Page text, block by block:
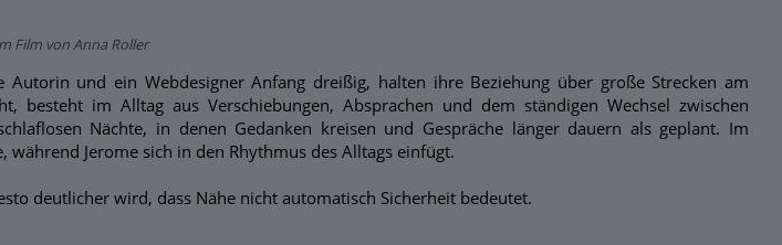
Film von Anna Roller
und ein Webdesigner Anfang dreißig, halten ihre Beziehung über große Strecken am
besteht im Alltag aus Verschiebungen, Absprachen und dem ständigen Wechsel zwischen
Nächte, in denen Gedanken kreisen und Gespräche länger dauern als geplant. Im
Jerome sich in den Rhythmus des Alltags einfügt.
deutlicher wird, dass Nähe nicht automatisch Sicherheit bedeutet.